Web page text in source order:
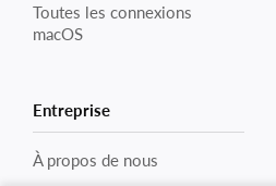
Toutes les connexions
macOS
Entreprise
À propos de nous